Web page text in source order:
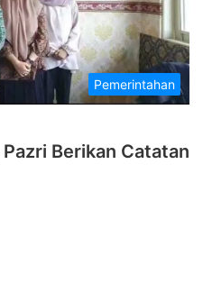
Pemerintahan
Berikan Catatan